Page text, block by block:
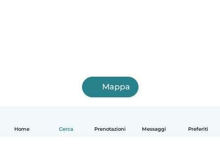
Home Cerca Prenotazioni Messaggi Preferiti
Mappa